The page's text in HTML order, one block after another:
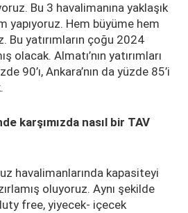
Bu 3 havalimanına yaklaşık
yapıyoruz. Hem büyüme hem
Bu yatırımların çoğu 2024
olacak. Almatı’nın yatırımları
90’ı, Ankara’nın da yüzde 85’i
karşımızda nasıl bir TAV
havalimanlarında kapasiteyi
oluyoruz. Aynı şekilde
free, yiyecek- içecek